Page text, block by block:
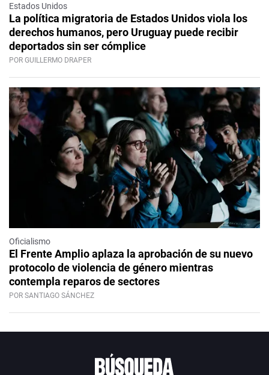
Estados Unidos
La política migratoria de Estados Unidos viola los
derechos humanos, pero Uruguay puede recibir
deportados sin ser cómplice
POR GUILLERMO DRAPER
Oficialismo
El Frente Amplio aplaza la aprobación de su nuevo
protocolo de violencia de género mientras
contempla reparos de sectores
POR SANTIAGO SÁNCHEZ